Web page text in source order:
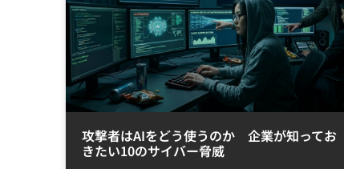
攻撃者はAIをどう使うのか 企業が知ってお
きたい10のサイバー脅威